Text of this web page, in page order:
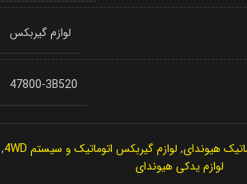
لوازم گیربکس
47800-3B520
هیوندای, لوازم گیربکس اتوماتیک و سیستم 4WD
,
لوازم یدکی هیوندای